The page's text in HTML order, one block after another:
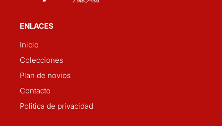
ENLACES
Inicio
Colecciones
Plan de novios
Contacto
Politica de privacidad